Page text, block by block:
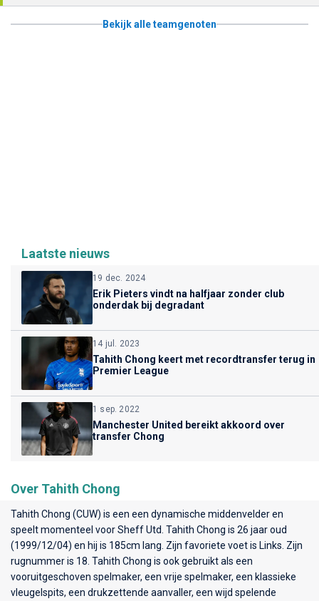
Bekijk alle teamgenoten
Laatste nieuws
19 dec. 2024
Erik Pieters vindt na halfjaar zonder club
onderdak bij degradant
14 jul. 2023
Tahith Chong keert met recordtransfer terug in
Premier League
1 sep. 2022
Manchester United bereikt akkoord over
transfer Chong
Over Tahith Chong
Tahith Chong (CUW) is een een dynamische middenvelder en
speelt momenteel voorSheff Utd . Tahith Chong is 26 jaar oud
(1999/12/04) en hij is 185cm lang. Zijn favoriete voet is Links. Zijn
rugnummer is 18. Tahith Chong is ook gebruikt als een
vooruitgeschoven spelmaker, een vrije spelmaker, een klassieke
vleugelspits, een drukzettende aanvaller, een wijd spelende